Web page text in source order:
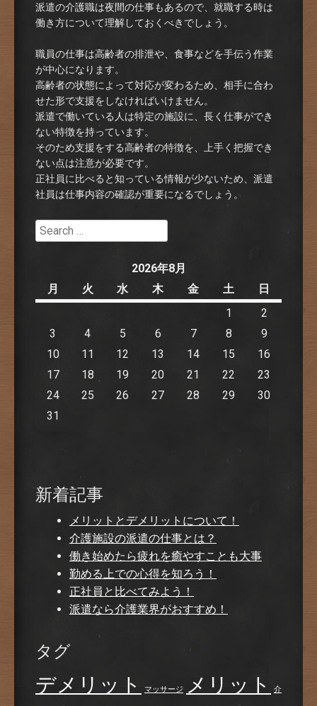
派遣の介護職は夜間の仕事もあるので、就職する時は
働き方について理解しておくべきでしょう。
職員の仕事は高齢者の排泄や、食事などを手伝う作業
が中心になります。
高齢者の状態によって対応が変わるため、相手に合わ
せた形で支援をしなければいけません。
派遣で働いている人は特定の施設に、長く仕事ができ
ない特徴を持っています。
そのため支援をする高齢者の特徴を、上手く把握でき
ない点は注意が必要です。
正社員に比べると知っている情報が少ないため、派遣
社員は仕事内容の確認が重要になるでしょう。
Search
2026年8月
月
火 水 木 金 土
日
1
2
3
4 5 6 7 8
9
10
11 12 13 14 15
16
17
18 19 20 21 22
23
24
25 26 27 28 29
30
31
新着記事
メリットとデメリットについて！
介護施設の派遣の仕事とは？
働き始めたら疲れを癒やすことも大事
勤める上での心得を知ろう！
正社員と比べてみよう！
派遣なら介護業界がおすすめ！
タグ
デメリット マッサージ メリット 介